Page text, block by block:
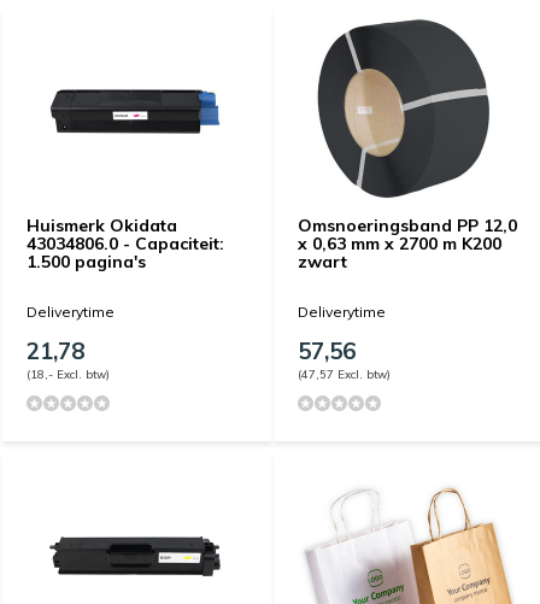
Huismerk Okidata
43034806.0 - Capaciteit:
1.500 pagina's
Deliverytime
21,78
(18,- Excl. btw)
Omsnoeringsband PP 12,0
x 0,63 mm x 2700 m K200
zwart
Deliverytime
57,56
(47,57 Excl. btw)